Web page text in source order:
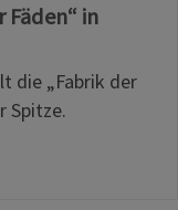
Fäden“ in
die „Fabrik der
Spitze.